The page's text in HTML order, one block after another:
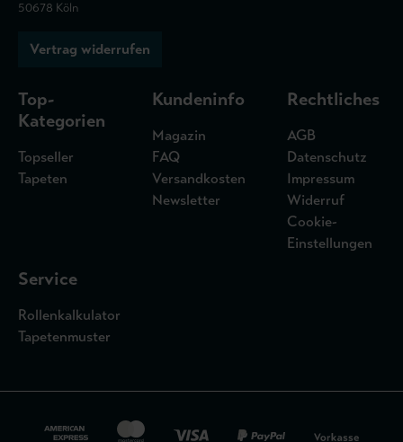
50678 Köln
Vertrag widerrufen
Top-
Kategorien
Topseller
Tapeten
Kundeninfo
Magazin
FAQ
Versandkosten
Newsletter
Rechtliches
AGB
Datenschutz
Impressum
Widerruf
Cookie-
Einstellungen
Service
Rollenkalkulator
Tapetenmuster